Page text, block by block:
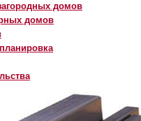
домов
домов